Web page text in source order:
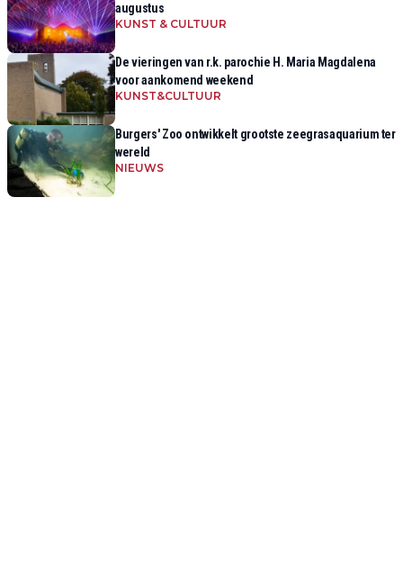
augustus
KUNST & CULTUUR
De vieringen van r.k. parochie H. Maria Magdalena
voor aankomend weekend
KUNST&CULTUUR
Burgers' Zoo ontwikkelt grootste zeegrasaquarium ter
wereld
NIEUWS